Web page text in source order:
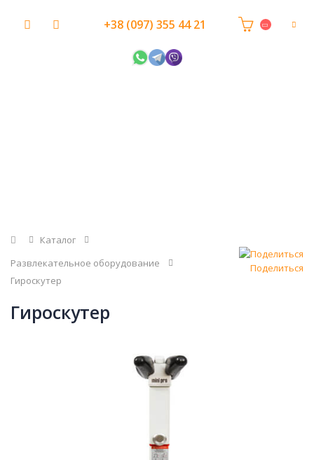
+38 (097) 355 44 21
Главная
Каталог
Развлекательное оборудование
Гироскутер
Поделиться
Гироскутер